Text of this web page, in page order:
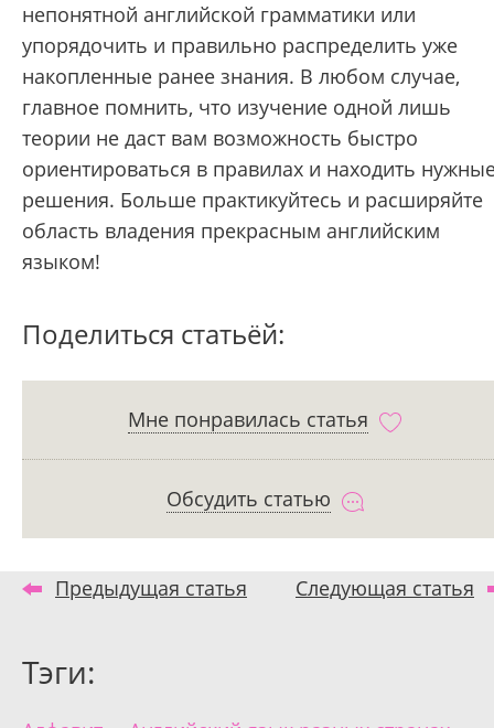
непонятной английской грамматики или
упорядочить и правильно распределить уже
накопленные ранее знания. В любом случае,
главное помнить, что изучение одной лишь
теории не даст вам возможность быстро
ориентироваться в правилах и находить
решения. Больше практикуйтесь и расширяйте
область владения прекрасным английским
языком!
Поделиться статьёй:
Мне понравилась статья
Обсудить статью
Предыдущая статья Следующая статья
Тэги: